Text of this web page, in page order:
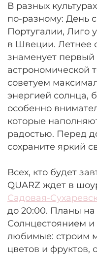
В разных
по-разному: День
Португалии,
в Швеции. Летнее
знаменует первый
астрономической
советуем
энергией солнца,
особенно
которые
радостью. Перед
сохраните яркий
Всех, кто будет
QUARZ ждет в
Садовая-
до 20:00. Планы
Солнцестоянием
любимые: строим
цветов и фруктов,